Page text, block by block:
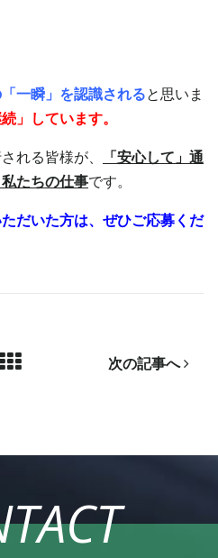
一瞬」を認識されると思いま
」しています。
れる皆様が、
「安心して」通
たちの仕事です。
だいた方は、ぜひご応募くだ
次の記事へ